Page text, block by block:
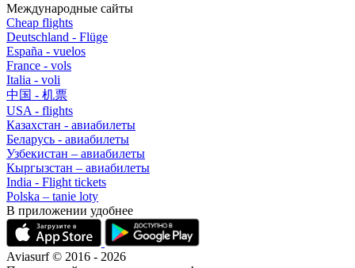
Международные сайты
Cheap flights
Deutschland - Flüge
España - vuelos
France - vols
Italia - voli
中国 - 机票
USA - flights
Казахстан - авиабилеты
Беларусь - авиабилеты
Узбекистан – авиабилеты
Кыргызстан – авиабилеты
India - Flight tickets
Polska – tanie loty
В приложении удобнее
Aviasurf © 2016 - 2026